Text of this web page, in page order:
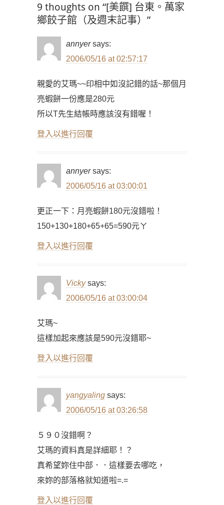
9 thoughts on “[美饌] 台東。萬家
鄉餃子館（及週末記事）”
annyer says:
2006/05/16 at 02:57:17
親愛的艾瑪~~印相中如沒記錯的話~那個月
亮蝦餅一份應是280元
所以T先生結帳時應該沒有錯喔！
登入以進行回覆
annyer says:
2006/05/16 at 03:00:01
更正一下：月亮蝦餅180元沒錯啦！
150+130+180+65+65=590元ㄚ
登入以進行回覆
Vicky says:
2006/05/16 at 03:00:04
艾瑪~
這樣加起來應該是590元沒錯耶~
登入以進行回覆
yangyaling says:
2006/05/16 at 03:26:58
５９０沒錯啊？
艾瑪的資料真是詳細耶！？
真希望妳住中部．．這樣要去哪吃，
來妳的部落格就知道啦=.=
登入以進行回覆